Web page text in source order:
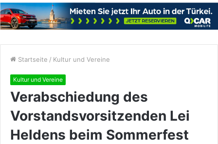
Startseite / Kultur und Vereine
Kultur und Vereine
Verabschiedung des
Vorstandsvorsitzenden Lei
Heldens beim Sommerfest